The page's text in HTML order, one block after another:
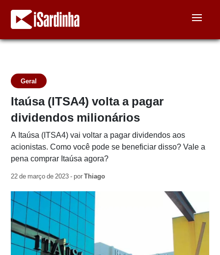
Geral
Itaúsa (ITSA4) volta a pagar
dividendos milionários
A Itaúsa (ITSA4) vai voltar a pagar dividendos aos
acionistas. Como você pode se beneficiar disso? Vale a
pena comprar Itaúsa agora?
22 de março de 2023 - porThiago